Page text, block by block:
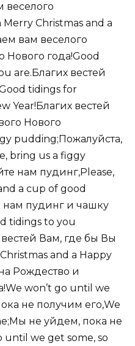
веселого
Christmas and a
вам веселого
Нового года!Good
are.Благих вестей
tidings for
Year!Благих вестей
Нового
pudding;Пожалуйста,
bring us a figgy
нам пудинг,Please,
a cup of good
нам пудинг и чашку
tidings to you
Вам, где бы Вы
and a Happy
Рождество и
won’t go until we
не получим его,We
не уйдем, пока не
until we get some, so